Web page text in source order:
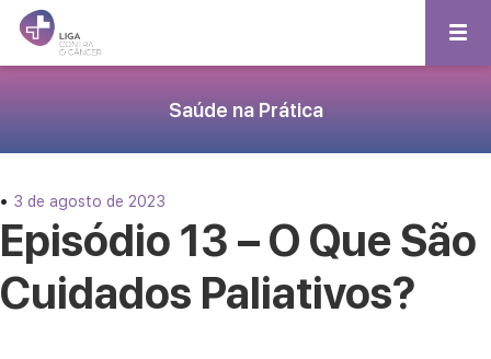
Saúde na Prática
• 3 de agosto de 2023
Episódio 13 – O Que São
Cuidados Paliativos?